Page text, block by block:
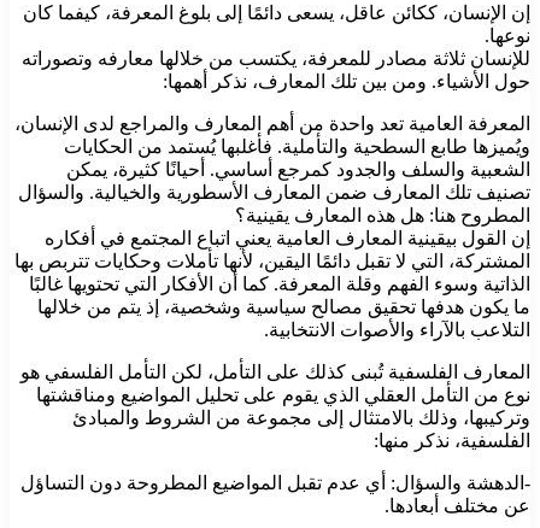
إن الإنسان، ككائن عاقل، يسعى دائمًا إلى بلوغ المعرفة، كيفما كان
نوعها.
للإنسان ثلاثة مصادر للمعرفة، يكتسب من خلالها معارفه وتصوراته
حول الأشياء. ومن بين تلك المعارف، نذكر أهمها:
المعرفة العامية تعد واحدة من أهم المعارف والمراجع لدى الإنسان،
ويُميزها طابع السطحية والتأملية. فأغلبها يُستمد من الحكايات
الشعبية والسلف والجدود كمرجع أساسي. أحيانًا كثيرة، يمكن
تصنيف تلك المعارف ضمن المعارف الأسطورية والخيالية. والسؤال
المطروح هنا: هل هذه المعارف يقينية؟
إن القول بيقينية المعارف العامية يعني اتباع المجتمع في أفكاره
المشتركة، التي لا تقبل دائمًا اليقين، لأنها تأملات وحكايات تتربص بها
الذاتية وسوء الفهم وقلة المعرفة. كما أن الأفكار التي تحتويها غالبًا
ما يكون هدفها تحقيق مصالح سياسية وشخصية، إذ يتم من خلالها
التلاعب بالآراء والأصوات الانتخابية.
المعارف الفلسفية تُبنى كذلك على التأمل، لكن التأمل الفلسفي هو
نوع من التأمل العقلي الذي يقوم على تحليل المواضيع ومناقشتها
وتركيبها، وذلك بالامتثال إلى مجموعة من الشروط والمبادئ
الفلسفية، نذكر منها:
-الدهشة والسؤال: أي عدم تقبل المواضيع المطروحة دون التساؤل
عن مختلف أبعادها.